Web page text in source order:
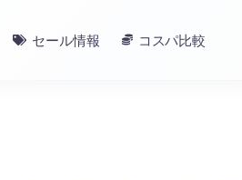
セール情報 コスパ比較